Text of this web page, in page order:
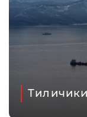
Тиличики